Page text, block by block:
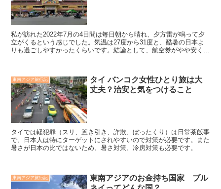
私が訪れた2022年7月の4日間は毎日朝から晴れ、夕方雷が鳴って夕
立がくるという感じでした。気温は27度から31度と、酷暑の日本よ
りも過ごしやすかったくらいです。結論として、航空券がやや安くな
東南アジア旅行記
タイ バンコク女性ひとり旅は大
丈夫？治安と気をつけること
タイでは軽犯罪（スリ、置き引き、詐欺、ぼったくり）は日常茶飯事
で、日本人は特にターゲットにされやすいので対策が必要です。また
暑さが日本の比ではないため、暑さ対策、冷房対策も必要です。
東南アジア旅行記
東南アジアのお金持ち国家 ブル